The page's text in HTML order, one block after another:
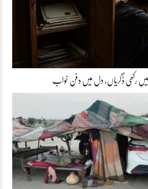
میں رکھی ڈگریاں، دل میں دفن خواب